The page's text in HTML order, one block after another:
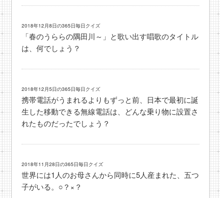
2018年12月8日の365日毎日クイズ
「春のうららの隅田川～」と歌い出す唱歌のタイトル
は、何でしょう？
2018年12月5日の365日毎日クイズ
携帯電話がうまれるよりもずっと前、日本で最初に誕
生した移動できる無線電話は、どんな乗り物に設置さ
れたものだったでしょう？
2018年11月28日の365日毎日クイズ
世界には1人のお母さんから同時に5人産まれた、五つ
子がいる。○？×？